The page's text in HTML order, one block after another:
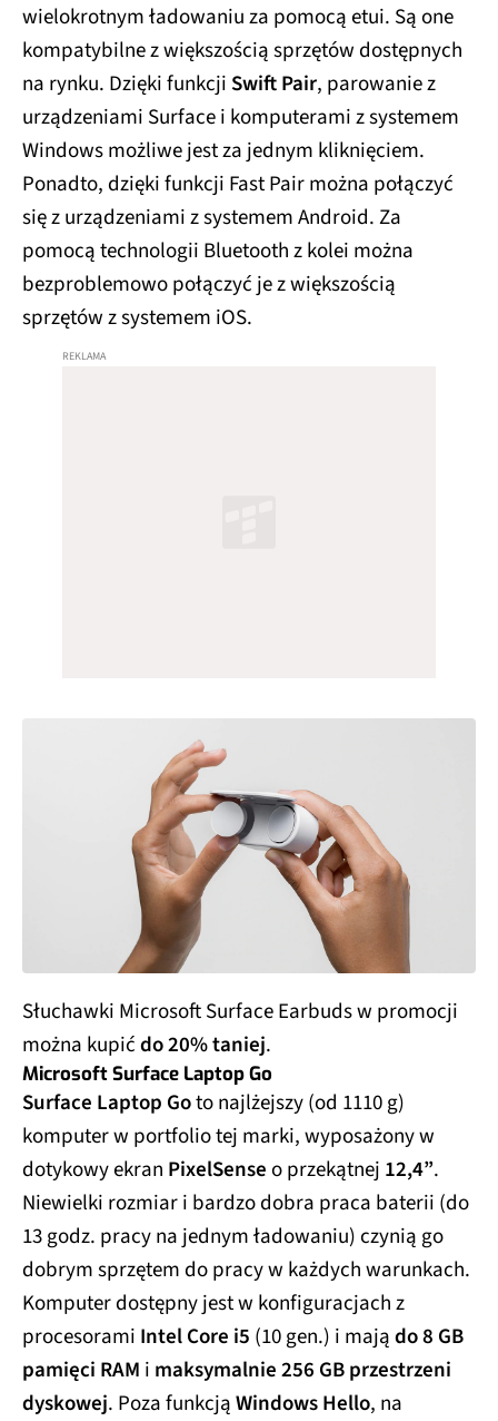
wielokrotnym ładowaniu za pomocą etui. Są one
kompatybilne z większością sprzętów dostępnych
na rynku. Dzięki funkcji Swift Pair, parowanie z
urządzeniami Surface i komputerami z systemem
Windows możliwe jest za jednym kliknięciem.
Ponadto, dzięki funkcji Fast Pair można połączyć
się z urządzeniami z systemem Android. Za
pomocą technologii Bluetooth z kolei można
bezproblemowo połączyć je z większością
sprzętów z systemem iOS.
Słuchawki Microsoft Surface Earbuds w promocji
można kupićdo 20% taniej.
Microsoft Surface Laptop Go
Surface Laptop Goto najlżejszy (od 1110 g)
komputer w portfolio tej marki, wyposażony w
dotykowy ekran PixelSenseo przekątnej 12,4”.
Niewielki rozmiar i bardzo dobra praca baterii (do
13 godz. pracy na jednym ładowaniu) czynią go
dobrym sprzętem do pracy w każdych warunkach.
Komputer dostępny jest w konfiguracjach z
procesorami Intel Core i5 (10 gen.) i majądo 8 GB
pamięci RAM i maksymalnie 256 GB przestrzeni
dyskowej. Poza funkcjąWindows Hello, na